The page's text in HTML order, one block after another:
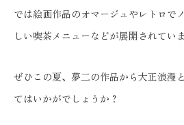
では絵画作品のオマージュやレトロで
しい喫茶メニューなどが展開されていま
ぜひこの夏、夢二の作品から大正浪漫
てはいかがでしょうか？